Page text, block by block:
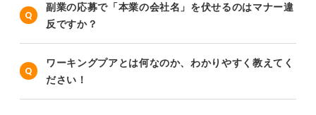
副業の応募で「本業の会社名」を伏せるのはマナー違
反ですか？
ワーキングプアとは何なのか、わかりやすく教えてく
ださい！